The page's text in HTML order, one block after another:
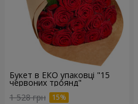
Букет в ЕКО упаковці "15
червоних троянд"
1 528 грн